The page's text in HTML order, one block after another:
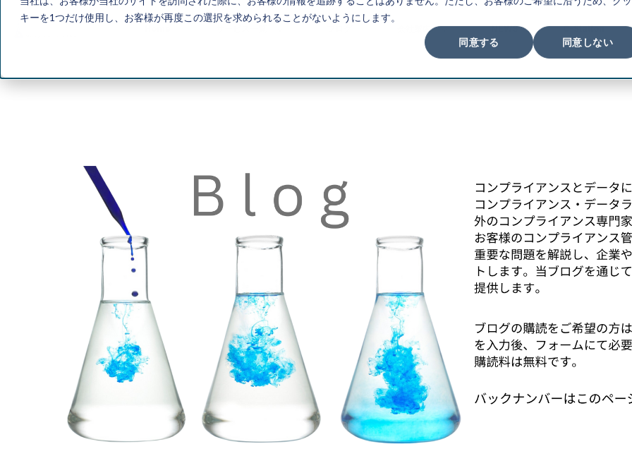
キーを1つだけ使用し、お客様が再度この選択を求められることがないようにします。
同意する 同意しない
会社案内 NEWS C-Station